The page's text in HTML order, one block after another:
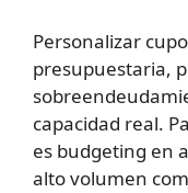
Personalizar
presupuestaria,
capacidad real.
es budgeting en
alto volumen